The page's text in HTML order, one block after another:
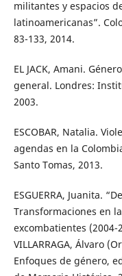
militantes y espacios
latinoamericanas”.
83-133, 2014.
EL JACK, Amani.
general. Londres:
2003.
ESCOBAR, Natalia.
agendas en la
Santo Tomas, 2013.
ESGUERRA, Juanita.
Transformaciones en
excombatientes (2004-
VILLARRAGA, Álvaro
Enfoques de género,